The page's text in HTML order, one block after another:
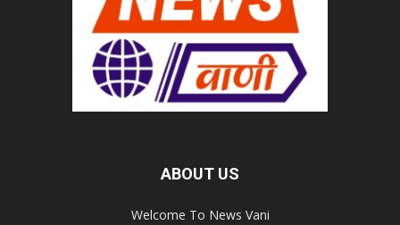
ABOUT US
Welcome To News Vani